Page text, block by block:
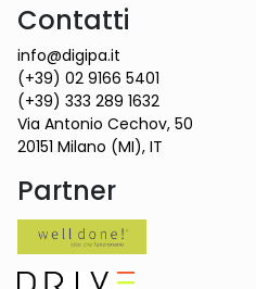
Contatti
info@digipa.it
(+39) 02 9166 5401
(+39) 333 289 1632
Via Antonio Cechov, 50
20151 Milano (MI), IT
Partner